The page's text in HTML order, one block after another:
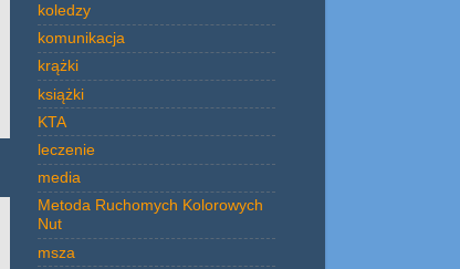
koledzy
komunikacja
krążki
książki
KTA
leczenie
media
Metoda Ruchomych Kolorowych
Nut
msza